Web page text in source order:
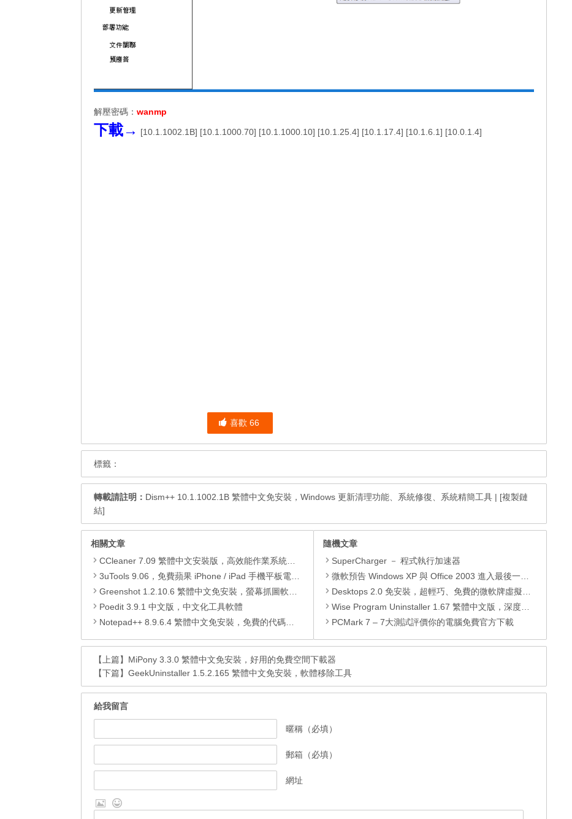
解壓密碼： wanmp
下載→ [10.1.1002.1B] [10.1.1000.70] [10.1.1000.10] [10.1.25.4] [10.1.17.4] [10.1.6.1] [10.0.1.4]
喜歡 66
標籤：
轉載請註明： Dism++ 10.1.1002.1B 繁體中文免安裝，Windows 更新清理功能、系統修復、系統精簡工具 | [複製鏈
結]
相關文章
CCleaner 7.09 繁體中文安裝版，高效能作業系統清理軟體
3uTools 9.06，免費蘋果 iPhone / iPad 手機平板電腦管理備份還原軟體
Greenshot 1.2.10.6 繁體中文免安裝，螢幕抓圖軟體，1.3.315 安裝版
Poedit 3.9.1 中文版，中文化工具軟體
Notepad++ 8.9.6.4 繁體中文免安裝，免費的代碼編輯器
隨機文章
SuperCharger － 程式執行加速器
微軟預告 Windows XP 與 Office 2003 進入最後一年倒數
Desktops 2.0 免安裝，超輕巧、免費的微軟牌虛擬桌面軟體
Wise Program Uninstaller 1.67 繁體中文版，深度移除軟體、程式
PCMark 7 – 7大測試評價你的電腦免費官方下載
【上篇】 MiPony 3.3.0 繁體中文免安裝，好用的免費空間下載器
【下篇】 GeekUninstaller 1.5.2.165 繁體中文免安裝，軟體移除工具
給我留言
暱稱（必填）
郵箱（必填）
網址